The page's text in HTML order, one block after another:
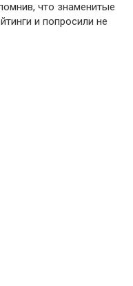
что знаменитые
и попросили не